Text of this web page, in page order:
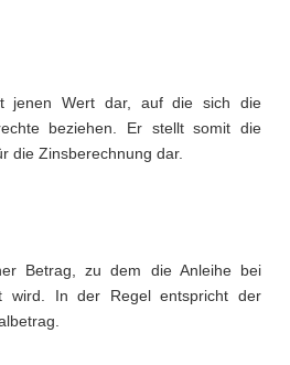
jenen Wert dar, auf die sich die
beziehen. Er stellt somit die
die Zinsberechnung dar.
Betrag, zu dem die Anleihe bei
wird. In der Regel entspricht der